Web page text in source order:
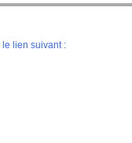
le lien suivant :